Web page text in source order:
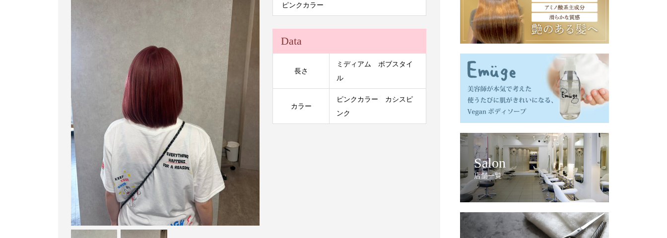
ピンクカラー
Data
長さ
ミディアム ボブスタイ
ル
カラー
ピンクカラー カシスピ
ンク
Salon
店舗一覧